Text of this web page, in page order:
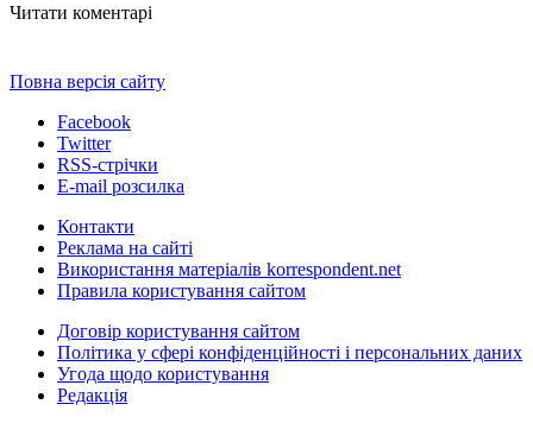
Читати коментарі
Повна версія сайту
Facebook
Twitter
RSS-стрічки
E-mail розсилка
Контакти
Реклама на сайті
Використання матеріалів korrespondent.net
Правила користування сайтом
Договір користування сайтом
Політика у сфері конфіденційності і персональних даних
Угода щодо користування
Редакція